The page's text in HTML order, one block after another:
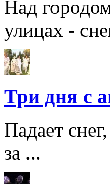
Над
улицах -
Три дня с
Падает
за ...